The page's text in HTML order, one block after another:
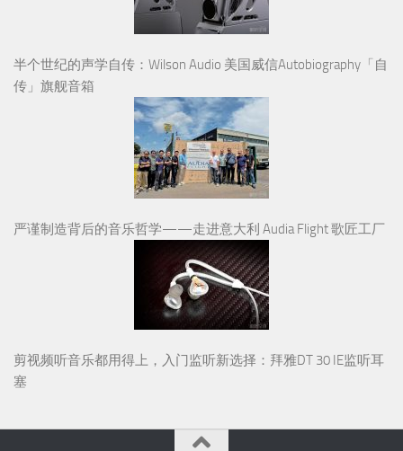
半个世纪的声学自传：Wilson Audio 美国威信Autobiography「自
传」旗舰音箱
严谨制造背后的音乐哲学——走进意大利 Audia Flight 歌匠工厂
剪视频听音乐都用得上，入门监听新选择：拜雅DT 30 IE监听耳
塞